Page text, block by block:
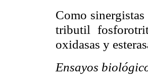
Como
tributil
oxidasas y
Ensayos